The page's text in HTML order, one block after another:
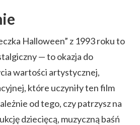
Halloween” z 1993 roku to
— to okazja do
wartości artystycznej,
które uczyniły ten film
od tego, czy patrzysz na
dziecięcą, muzyczną baśń